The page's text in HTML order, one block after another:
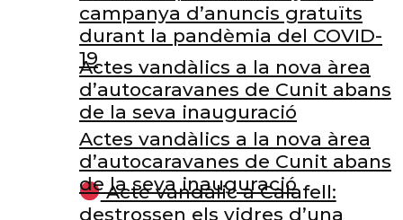
Actes vandàlics a la nova àrea
d’autocaravanes de Cunit abans
de la seva inauguració
Acte vandàlic a Calafell:
destrossen els vidres d’una
campanya d’anuncis gratuïts
durant la pandèmia del COVID-
19
Actes vandàlics a la nova àrea
d’autocaravanes de Cunit abans
de la seva inauguració